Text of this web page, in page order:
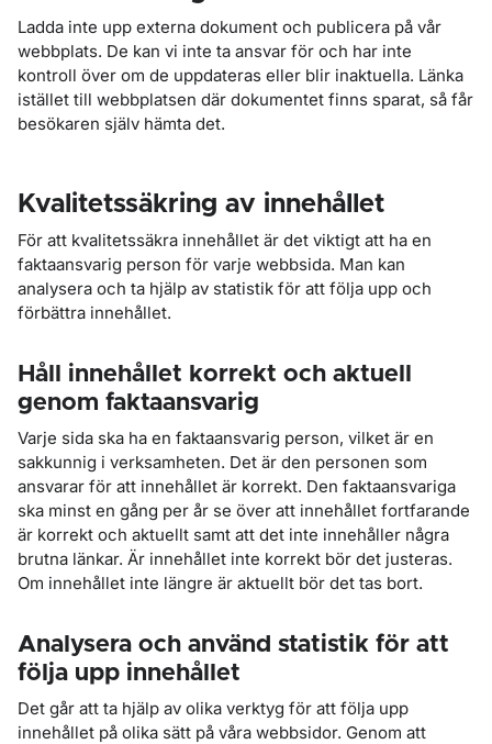
Ladda inte upp externa dokument och publicera på vår
webbplats. De kan vi inte ta ansvar för och har inte
kontroll över om de uppdateras eller blir inaktuella. Länka
istället till webbplatsen där dokumentet finns sparat, så får
besökaren själv hämta det.
Kvalitetssäkring av innehållet
För att kvalitetssäkra innehållet är det viktigt att ha en
faktaansvarig person för varje webbsida. Man kan
analysera och ta hjälp av statistik för att följa upp och
förbättra innehållet.
Håll innehållet korrekt och aktuell
genom faktaansvarig
Varje sida ska ha en faktaansvarig person, vilket är en
sakkunnig i verksamheten. Det är den personen som
ansvarar för att innehållet är korrekt. Den faktaansvariga
ska minst en gång per år se över att innehållet fortfarande
är korrekt och aktuellt samt att det inte innehåller några
brutna länkar. Är innehållet inte korrekt bör det justeras.
Om innehållet inte längre är aktuellt bör det tas bort.
Analysera och använd statistik för att
följa upp innehållet
Det går att ta hjälp av olika verktyg för att följa upp
innehållet på olika sätt på våra webbsidor. Genom att